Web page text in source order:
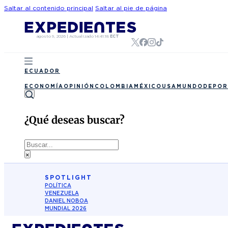
Saltar al contenido principal Saltar al pie de página
agosto 9, 2026 | Actualizado 14:41:18 ECT
ECUADOR
ECONOMÍA OPINIÓN COLOMBIA MÉXICO USA MUNDO
¿Qué deseas buscar?
Buscar
×
SPOTLIGHT
POLÍTICA
VENEZUELA
DANIEL NOBOA
MUNDIAL 2026